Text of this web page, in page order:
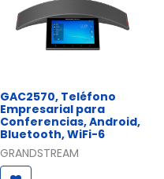
GAC2570, Teléfono
Empresarial para
Conferencias, Android,
Bluetooth, WiFi-6
GRANDSTREAM